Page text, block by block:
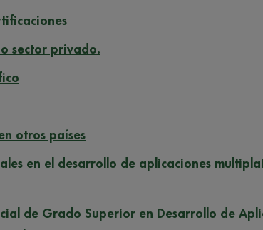
sector privado.
otros países
en el desarrollo de aplicaciones
de Grado Superior en Desarrollo de